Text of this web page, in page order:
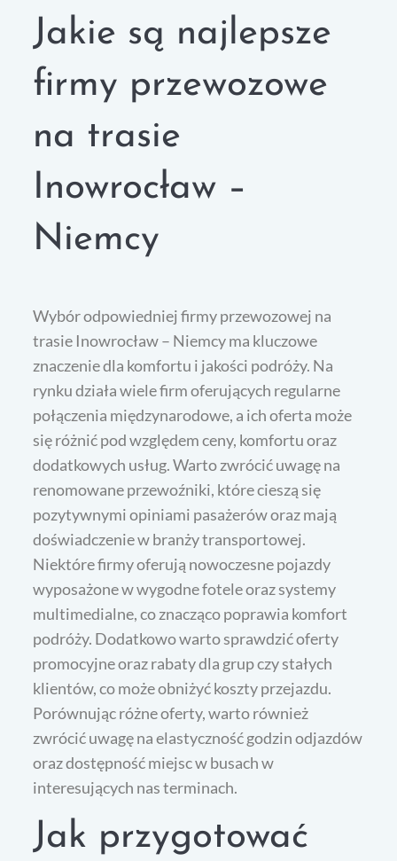
Jakie są najlepsze
firmy przewozowe
na trasie
Inowrocław –
Niemcy
Wybór odpowiedniej firmy przewozowej na
trasie Inowrocław – Niemcy ma kluczowe
znaczenie dla komfortu i jakości podróży. Na
rynku działa wiele firm oferujących regularne
połączenia międzynarodowe, a ich oferta może
się różnić pod względem ceny, komfortu oraz
dodatkowych usług. Warto zwrócić uwagę na
renomowane przewoźniki, które cieszą się
pozytywnymi opiniami pasażerów oraz mają
doświadczenie w branży transportowej.
Niektóre firmy oferują nowoczesne pojazdy
wyposażone w wygodne fotele oraz systemy
multimedialne, co znacząco poprawia komfort
podróży. Dodatkowo warto sprawdzić oferty
promocyjne oraz rabaty dla grup czy stałych
klientów, co może obniżyć koszty przejazdu.
Porównując różne oferty, warto również
zwrócić uwagę na elastyczność godzin odjazdów
oraz dostępność miejsc w busach w
interesujących nas terminach.
Jak przygotować